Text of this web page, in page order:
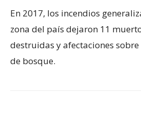
En 2017, los incendios
zona del país dejaron 11
destruidas y afectaciones
de bosque.